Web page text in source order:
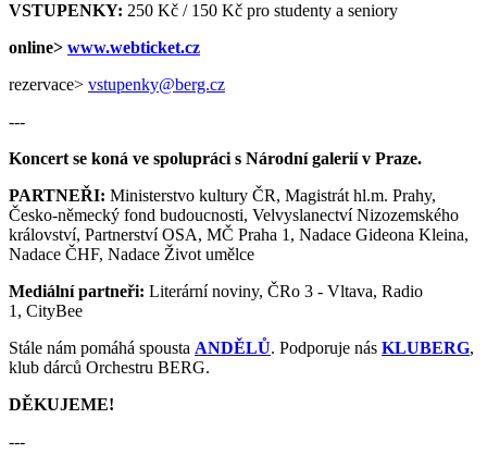
VSTUPENKY: 250 Kč / 150 Kč pro studenty a seniory
online> www.webticket.cz
rezervace> vstupenky@berg.cz
---
Koncert se koná ve spolupráci s Národní galerií v Praze.
PARTNEŘI: Ministerstvo kultury ČR, Magistrát hl.m. Prahy,
Česko-německý fond budoucnosti, Velvyslanectví Nizozemského
království, Partnerství OSA, MČ Praha 1, Nadace Gideona Kleina,
Nadace ČHF, Nadace Život umělce
Mediální partneři: Literární noviny, ČRo 3 - Vltava, Radio
1, CityBee
Stále nám pomáhá spousta ANDĚLŮ. Podporuje nás KLUBERG,
klub dárců Orchestru BERG.
DĚKUJEME!
---